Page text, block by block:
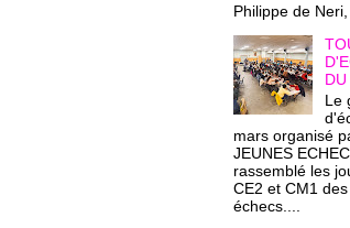
Philippe de Neri,
Le
mars organisé
JEUNES
rassemblé les
CE2 et CM1
échecs....